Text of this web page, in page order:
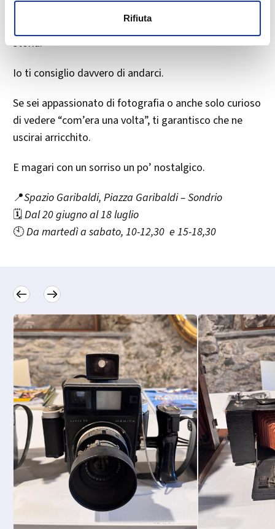
Rifiuta
che dentro quegli scatti c’è anche un po’ della nostra
storia.
Io ti consiglio davvero di andarci.
Se sei appassionato di fotografia o anche solo curioso
di vedere “com’era una volta”, ti garantisco che ne
uscirai arricchito.
E magari con un sorriso un po’ nostalgico.
📍Spazio Garibaldi, Piazza Garibaldi – Sondrio
🗓️Dal 20 giugno al 18 luglio
🕙Da martedì a sabato, 10-12,30 e 15-18,30